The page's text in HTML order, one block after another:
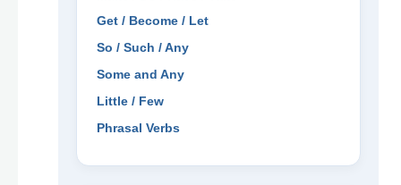
Get / Become / Let
So / Such / Any
Some and Any
Little / Few
Phrasal Verbs